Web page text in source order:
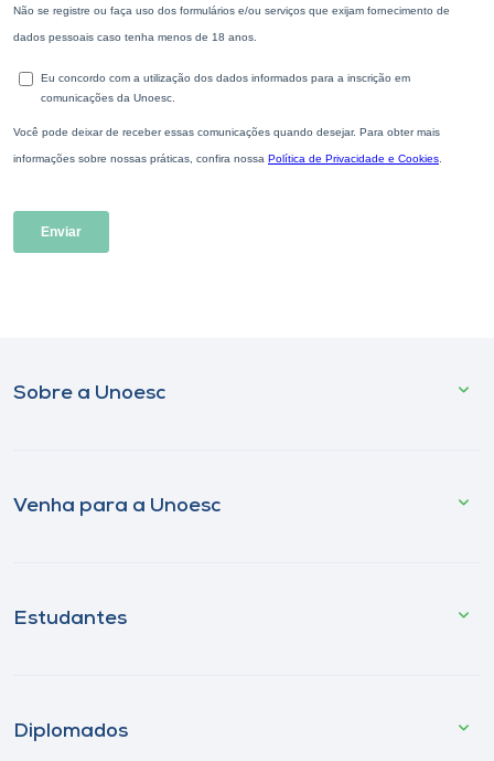
Sobre a Unoesc
Venha para a Unoesc
Estudantes
Diplomados